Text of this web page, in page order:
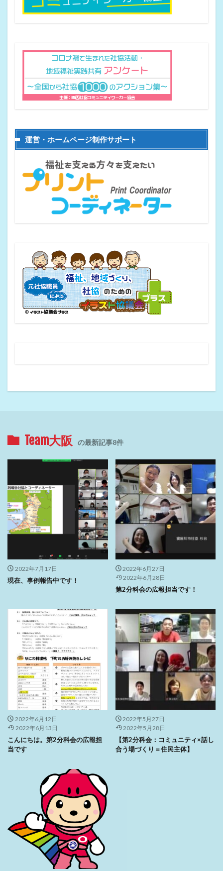
運営・ホームページ制作サポート
Team大阪 の最新記事8件
2022年7月17日
現在、事例報告中です！
2022年6月27日
2022年6月28日
第2分科会の広報担当です！
2022年6月12日
2022年6月13日
こんにちは。第2分科会の広報担
当です
2022年5月27日
2022年5月28日
【第2分科会：コミュニティ×話し
合う場づくり＝住民主体】